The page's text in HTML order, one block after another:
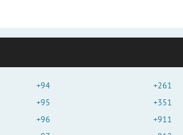
+94
+95
+96
+261
+351
+911